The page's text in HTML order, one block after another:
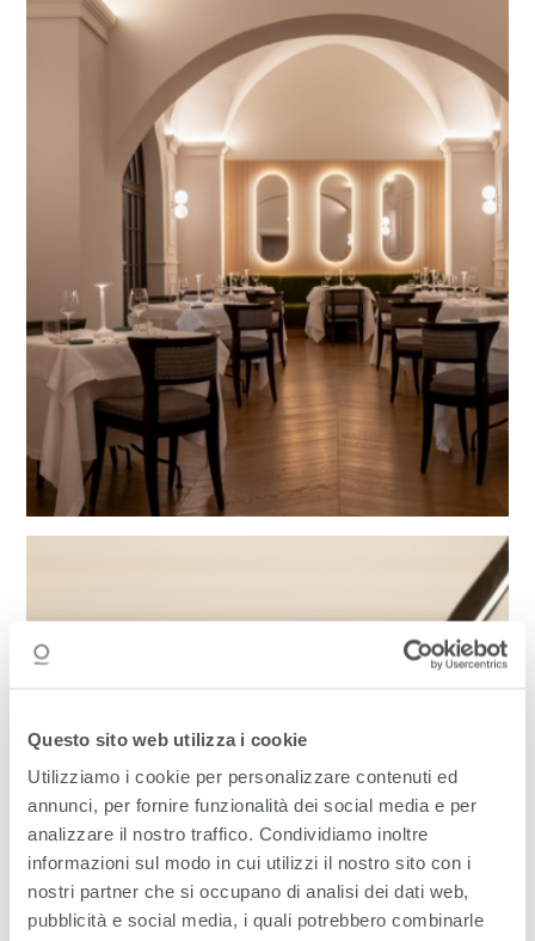
Questo sito web utilizza i cookie
Utilizziamo i cookie per personalizzare contenuti ed
annunci, per fornire funzionalità dei social media e per
analizzare il nostro traffico. Condividiamo inoltre
informazioni sul modo in cui utilizzi il nostro sito con i
nostri partner che si occupano di analisi dei dati web,
pubblicità e social media, i quali potrebbero combinarle